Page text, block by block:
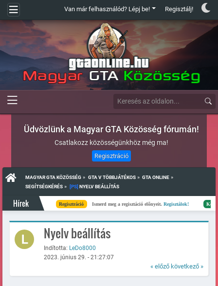
Van már felhasználód? Lépj be! Regisztálj!
Üdvözlünk a Magyar GTA Közösség fórumán!
Csatlakozz közösségünkhöz még ma!
Regisztráció
MAGYAR GTA KÖZÖSSÉG » GTA V TÖBBJÁTÉKOS » GTA ONLINE »
SEGÍTSÉGKÉRÉS » [PS] NYELV BEÁLLÍTÁS
Hírek Regisztráció Ismerd meg a regisztáció előnyeit.Regisztálok!
Nyelv beállítás
Indította: LeDo8000
2023. június 29. - 21:27:07
« előző következő »